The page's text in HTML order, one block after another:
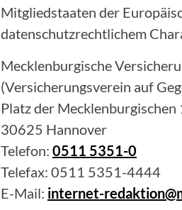
Mitgliedstaaten der
datenschutzrechtlichem
Mecklenburgische
(Versicherungsverein auf
Platz der Mecklenburgischen
30625 Hannover
Telefon: 0511 5351-0
Telefax: 0511 5351-4444
E-Mail: internet-